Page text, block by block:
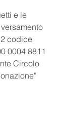
e le
codice
0004 8811
Circolo